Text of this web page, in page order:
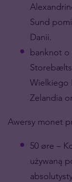
Sund
Danii.
banknot o
Wielkiego
Zelandia
Awersy monet
50 øre –
używaną